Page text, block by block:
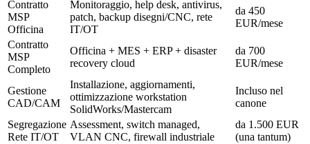
Contratto
MSP
Officina
Monitoraggio, help desk, antivirus,
patch, backup disegni/CNC, rete
IT/OT
da 450
EUR/mese
Contratto
MSP
Completo
Officina + MES + ERP + disaster
recovery cloud
da 700
EUR/mese
Gestione
CAD/CAM
Installazione, aggiornamenti,
ottimizzazione workstation
SolidWorks/Mastercam
Incluso nel
canone
Segregazione
Rete IT/OT
Assessment, switch managed,
VLAN CNC, firewall industriale
da 1.500 EUR
(una tantum)